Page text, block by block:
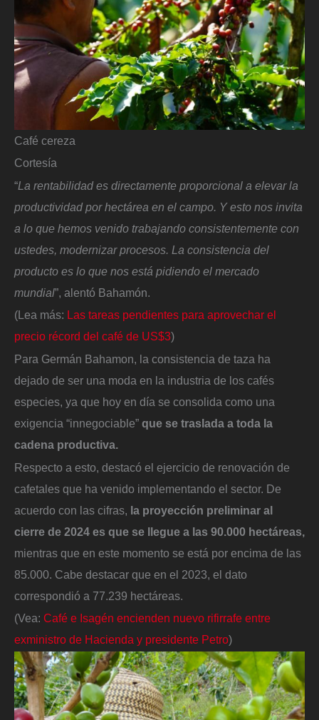
Café cereza
Cortesía
“La rentabilidad es directamente proporcional a elevar la
productividad por hectárea en el campo. Y esto nos invita
a lo que hemos venido trabajando consistentemente con
ustedes, modernizar procesos. La consistencia del
producto es lo que nos está pidiendo el mercado
mundial”, alentó Bahamón.
(Lea más: Las tareas pendientes para aprovechar el
precio récord del café de US$3)
Para Germán Bahamon, la consistencia de taza ha
dejado de ser una moda en la industria de los cafés
especies, ya que hoy en día se consolida como una
exigencia “innegociable” que se traslada a toda la
cadena productiva.
Respecto a esto, destacó el ejercicio de renovación de
cafetales que ha venido implementando el sector. De
acuerdo con las cifras, la proyección preliminar al
cierre de 2024 es que se llegue a las 90.000 hectáreas,
mientras que en este momento se está por encima de las
85.000. Cabe destacar que en el 2023, el dato
correspondió a 77.239 hectáreas.
(Vea: Café e Isagén encienden nuevo rifirrafe entre
exministro de Hacienda y presidente Petro)